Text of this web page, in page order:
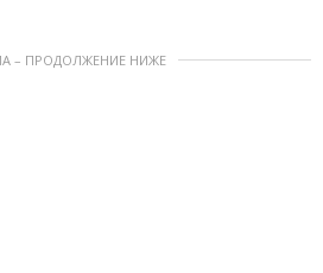
– ПРОДОЛЖЕНИЕ НИЖЕ